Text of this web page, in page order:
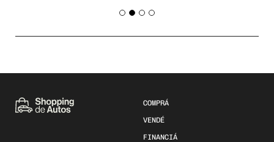
COMPRÁ
VENDÉ
FINANCIÁ